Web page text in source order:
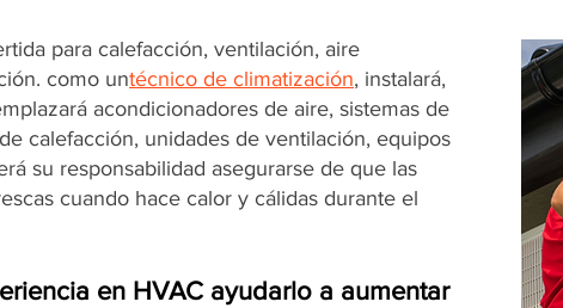
para calefacción, ventilación, aire
como untécnico de climatización, instalará,
acondicionadores de aire, sistemas de
calefacción, unidades de ventilación, equipos
su responsabilidad asegurarse de que las
cuando hace calor y cálidas durante el
en HVAC ayudarlo a aumentar